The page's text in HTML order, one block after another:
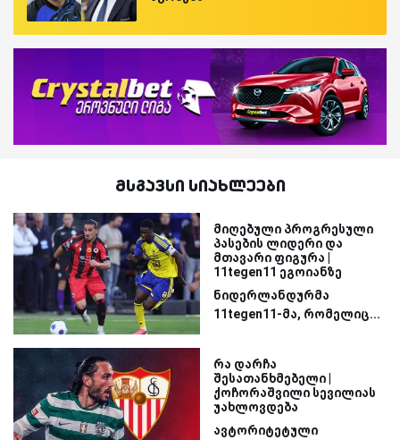
მსგავსი სიახლეები
მიღებული პროგრესული
პასების ლიდერი და
მთავარი ფიგურა |
11tegen11 ეგოიანზე
ნიდერლანდურმა
11tegen11-მა, რომელიც...
რა დარჩა
შესათანხმებელი |
ქოჩორაშვილი სევილიას
უახლოვდება
ავტორიტეტული